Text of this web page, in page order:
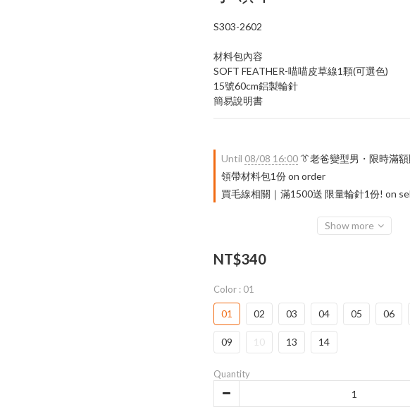
S303-2602
材料包內容
SOFT FEATHER-喵喵皮草線1顆(可選色)
15號60cm鋁製輪針
簡易說明書
Until 08/08 16:00 👔老爸變型男・限時滿
領帶材料包1份 on order
買毛線相關｜滿1500送 限量輪針1份! on
Show more
NT$340
Color : 01
01 02 03 04 05 06
09 10 13 14
Quantity